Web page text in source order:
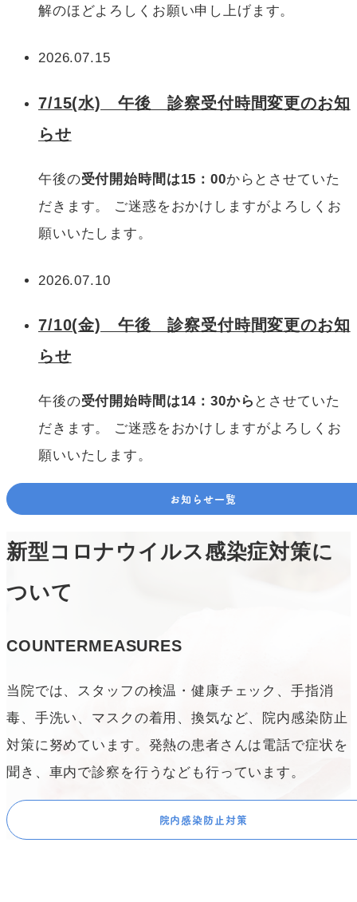
解のほどよろしくお願い申し上げます。
2026.07.15
7/15(水) 午後 診察受付時間変更のお知
らせ
午後の受付開始時間は15：00からとさせていた
だきます。 ご迷惑をおかけしますがよろしくお
願いいたします。
2026.07.10
7/10(金) 午後 診察受付時間変更のお知
らせ
午後の受付開始時間は14：30から とさせていた
だきます。 ご迷惑をおかけしますがよろしくお
願いいたします。
お知らせ一覧
新型コロナウイルス感染症対策に
ついて
COUNTERMEASURES
当院では、スタッフの検温・健康チェック、手指消
毒、手洗い、マスクの着用、換気など、院内感染防止
対策に努めています。発熱の患者さんは電話で症状を
聞き、車内で診察を行うなども行っています。
院内感染防止対策